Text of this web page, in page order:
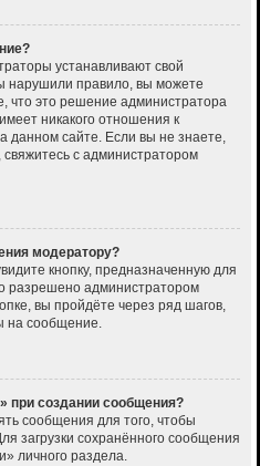
устанавливают свой
нарушили правило, вы можете
что это решение администратора
никакого отношения к
сайте. Если вы не знаете,
с администратором
модератору?
кнопку, предназначенную для
разрешено администратором
вы пройдёте через ряд шагов,
на сообщение.
при создании сообщения?
сообщения для того, чтобы
загрузки сохранённого сообщения
личного раздела.